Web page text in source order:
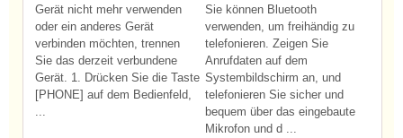
Gerät nicht mehr verwenden
oder ein anderes Gerät
verbinden möchten, trennen
Sie das derzeit verbundene
Gerät. 1. Drücken Sie die Taste
[PHONE] auf dem Bedienfeld,
...
Sie können Bluetooth
verwenden, um freihändig zu
telefonieren. Zeigen Sie
Anrufdaten auf dem
Systembildschirm an, und
telefonieren Sie sicher und
bequem über das eingebaute
Mikrofon und d ...